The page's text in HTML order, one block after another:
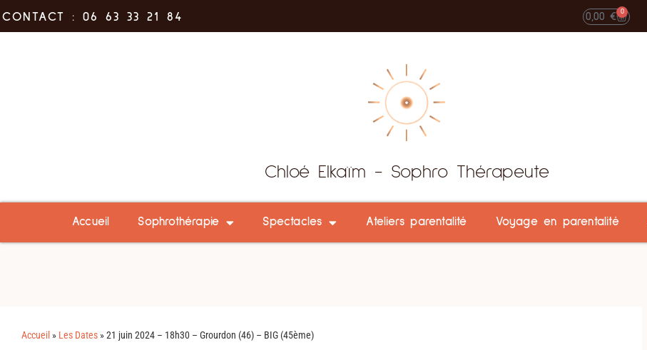
CONTACT : 06 63 33 21 84 0,00€ 0
Chloé Elkaïm - Sophro Thérapeute
Accueil Sophrothérapie Spectacles Ateliers parentalité Voyage en parentalité
Accueil » Les Dates »21 juin 2024 – 18h30 – Grourdon (46) – BIG (45ème)